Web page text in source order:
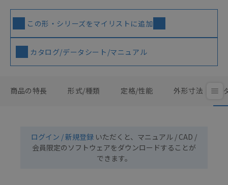
この形・シリーズをマイリストに追加
カタログ/データシート/マニュアル
商品の特長 形式/種類 定格/性能 外形寸法
ログイン / 新規登録 いただくと、マニュアル / CAD /
会員限定のソフトウェアをダウンロードすることが
できます。